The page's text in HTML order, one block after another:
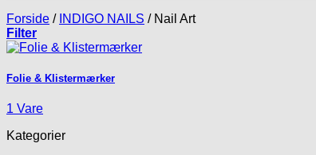
Forside / INDIGO NAILS /Nail Art
Filter
Folie & Klistermærker
1 Vare
Kategorier